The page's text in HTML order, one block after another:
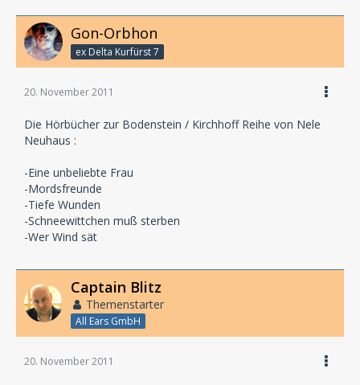
Gon-Orbhon
ex Delta Kurfürst 7
20. November 2011
Die Hörbücher zur Bodenstein / Kirchhoff Reihe von Nele
Neuhaus :
-Eine unbeliebte Frau
-Mordsfreunde
-Tiefe Wunden
-Schneewittchen muß sterben
-Wer Wind sät
Captain Blitz
Themenstarter
All Ears GmbH
20. November 2011